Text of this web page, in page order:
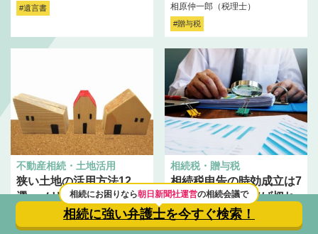
#遺言書 相原仲一郎（税理士）
#贈与税
不動産相続・土地活用
狭い土地の活用方法12
選 メリットから成功事
例、注意点までプロが解
説
相続税・贈与税
相続税申告の時効成立は7
年。でも簡単に逃げ切れ
ない理由 元国税専門官
が解説
相続にお困りなら朝日新聞社運営の相続会議で
相続に強い弁護士を今すぐ検索！